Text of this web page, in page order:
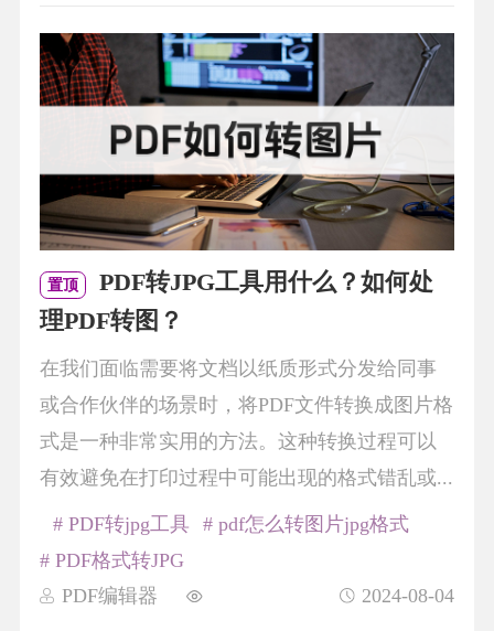
置顶
PDF转JPG工具用什么？如何处
理PDF转图？
在我们面临需要将文档以纸质形式分发给同事
或合作伙伴的场景时，将PDF文件转换成图片格
式是一种非常实用的方法。这种转换过程可以
有效避免在打印过程中可能出现的格式错乱或...
PDF编辑器 2024-08-04
# PDF转jpg工具
# pdf怎么转图片jpg格式
# PDF格式转JPG